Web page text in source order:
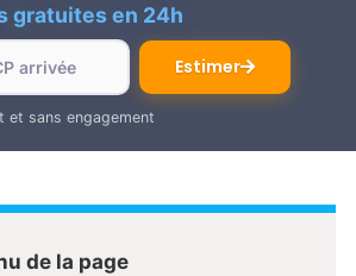
gratuites en 24h
Estimer
sans engagement
de la page